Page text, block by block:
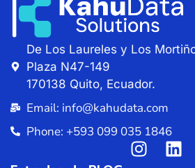
De Los Laureles y Los
Plaza N47-149
170138 Quito, Ecuador.
Email: info@kahudata.com
Phone: +593 099 035 1846